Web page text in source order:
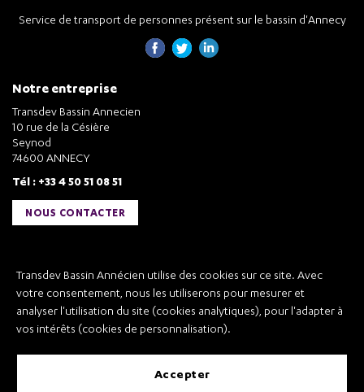
Transdev Bassin Annécien utilise des cookies sur ce site. Avec
votre consentement, nous les utiliserons pour mesurer et
analyser l'utilisation du site (cookies analytiques), pour l'adapter à
vos intérêts (cookies de personnalisation).
accepter
Service de transport de personnes présent sur le bassin d'Annecy
Notre entreprise
Transdev Bassin Annecien
10 rue de la Césière
Seynod
74600 ANNECY
Tél : +33 4 50 51 08 51
NOUS CONTACTER
Transdev Bassin Annécien
Recrutement